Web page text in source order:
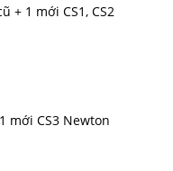
+ 1 mới CS1, CS2
mới CS3 Newton